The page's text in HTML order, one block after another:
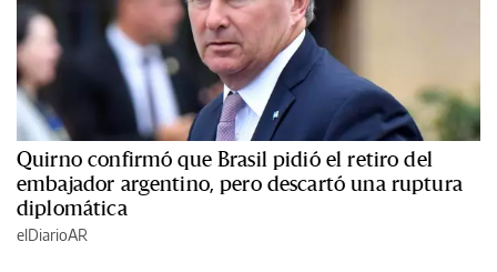
Quirno confirmó que Brasil pidió el retiro del
embajador argentino, pero descartó una ruptura
diplomática
elDiarioAR